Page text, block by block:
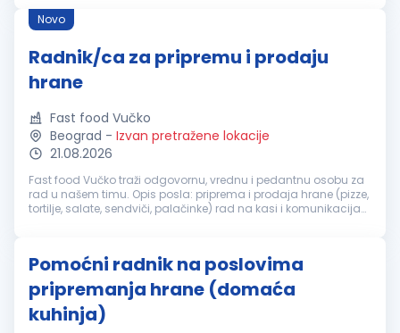
poslova u
Novo
Radnik/ca za pripremu i prodaju
hrane
Fast food Vučko
Beograd - Izvan pretražene lokacije
21.08.2026
Fast food Vučko traži odgovornu, vrednu i pedantnu osobu za
rad u našem timu. Opis posla: priprema i prodaja hrane (pizze,
tortilje, salate, sendviči, palačinke) rad na kasi i komunikacija
Pomoćni radnik na poslovima
pripremanja hrane (domaća
kuhinja)